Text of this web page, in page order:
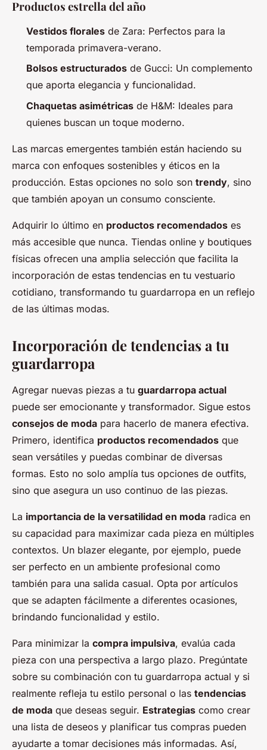
Productos estrella del año
Vestidos florales de Zara: Perfectos para la
temporada primavera-verano.
Bolsos estructurados de Gucci: Un complemento
que aporta elegancia y funcionalidad.
Chaquetas asimétricas de H&M: Ideales para
quienes buscan un toque moderno.
Las marcas emergentes también están haciendo su
marca con enfoques sostenibles y éticos en la
producción. Estas opciones no solo son trendy, sino
que también apoyan un consumo consciente.
Adquirir lo último en productos recomendados es
más accesible que nunca. Tiendas online y boutiques
físicas ofrecen una amplia selección que facilita la
incorporación de estas tendencias en tu vestuario
cotidiano, transformando tu guardarropa en un reflejo
de las últimas modas.
Incorporación de tendencias a tu
guardarropa
Agregar nuevas piezas a tu guardarropa actual
puede ser emocionante y transformador. Sigue estos
consejos de moda para hacerlo de manera efectiva.
Primero, identifica productos recomendados que
sean versátiles y puedas combinar de diversas
formas. Esto no solo amplía tus opciones de outfits,
sino que asegura un uso continuo de las piezas.
La importancia de la versatilidad en moda radica en
su capacidad para maximizar cada pieza en múltiples
contextos. Un blazer elegante, por ejemplo, puede
ser perfecto en un ambiente profesional como
también para una salida casual. Opta por artículos
que se adapten fácilmente a diferentes ocasiones,
brindando funcionalidad y estilo.
Para minimizar la compra impulsiva, evalúa cada
pieza con una perspectiva a largo plazo. Pregúntate
sobre su combinación con tu guardarropa actual y si
realmente refleja tu estilo personal o las tendencias
de moda que deseas seguir. Estrategias como crear
una lista de deseos y planificar tus compras pueden
ayudarte a tomar decisiones más informadas. Así,